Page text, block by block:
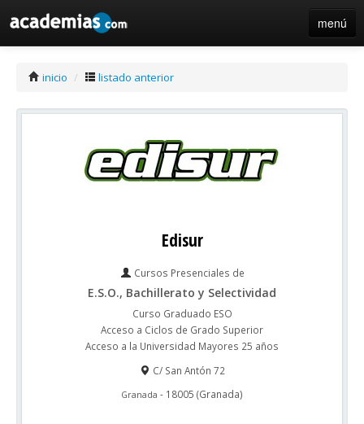
menú
inicio / listado anterior
Edisur
Cursos Presenciales de
E.S.O., Bachillerato y Selectividad
Curso Graduado ESO
Acceso a Ciclos de Grado Superior
Acceso a la Universidad Mayores 25 años
C/ San Antón 72
Granada - 18005 (Granada)